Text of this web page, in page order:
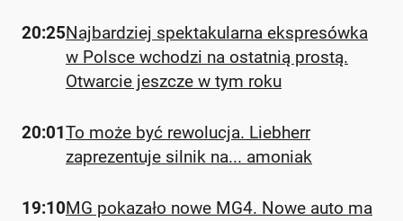
20:25Najbardziej spektakularna ekspresówka
w Polsce wchodzi na ostatnią prostą.
Otwarcie jeszcze w tym roku
20:01To może być rewolucja. Liebherr
zaprezentuje silnik na... amoniak
19:10MG pokazało nowe MG4. Nowe auto ma